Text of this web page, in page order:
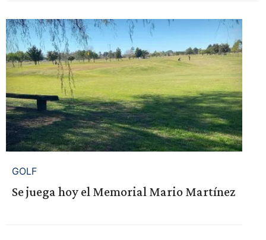
GOLF
Se juega hoy el Memorial Mario Martínez